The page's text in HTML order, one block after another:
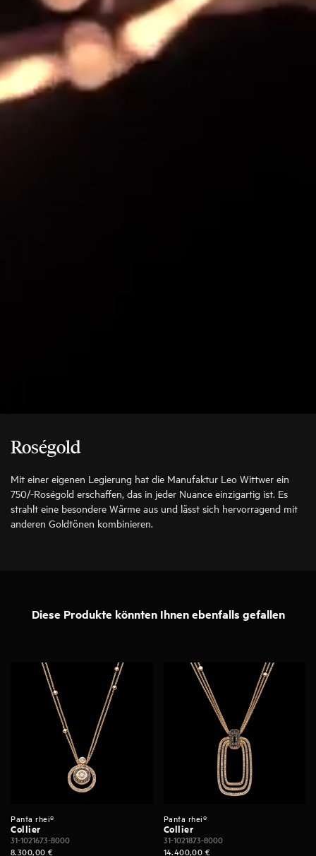
Roségold
Mit einer eigenen Legierung hat die Manufaktur Leo Wittwer ein
750/-Roségold erschaffen, das in jeder Nuance einzigartig ist. Es
strahlt eine besondere Wärme aus und lässt sich hervorragend mit
anderen Goldtönen kombinieren.
Diese Produkte könnten Ihnen ebenfalls gefallen
Panta rhei®
Collier
31-1021673-8000
8.300,00 €
Panta rhei®
Collier
31-1021873-8000
14.400,00 €